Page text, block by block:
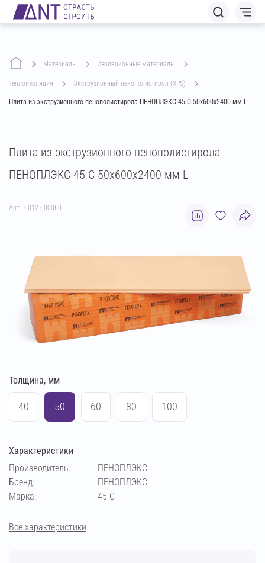
Материалы изоляционные материалы
теплоизоляция экструзионный пенополистирол (XPS)
Плита из экструзионного пенополистирола ПЕНОПЛЭКС 45 С 50х600х2400 мм L
Плита из экструзионного пенополистирола
ПЕНОПЛЭКС 45 С 50х600х2400 мм L
Арт.: 0012.000060
Толщина, мм
40 50 60 80 100
Характеристики
Производитель:
ПЕНОПЛЭКС
Бренд:
ПЕНОПЛЭКС
Марка:
45 С
Все характеристики